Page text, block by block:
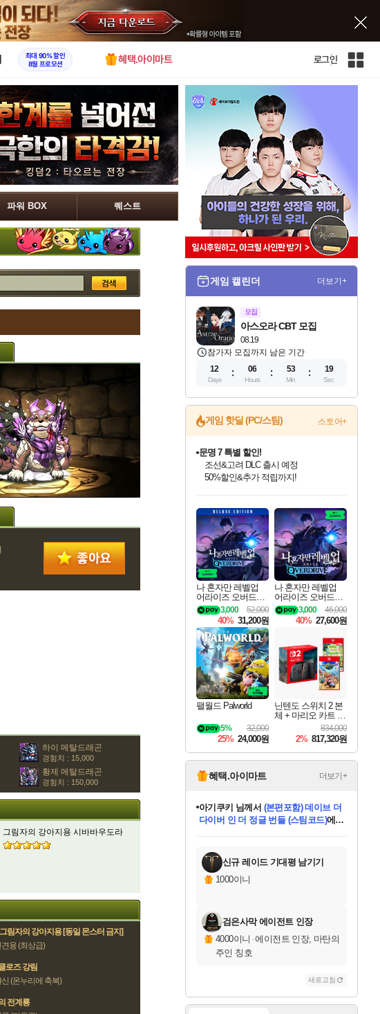
X
최대 90% 할인
8월 프로모션
혜택.아이마트 로그인
인
파워 BOX 퀘스트
하이 메탈드래곤
경험치 : 15,000
황제 메탈드래곤
경험치 : 150,000
그림자의 강아지용 시바바우도라
림자의 강아지용 [동일 몬스터 금지]
용 (최상급)
로즈 강림
(온누리에 축복)
전계룡
게임 캘린더 더보기+
모집
08.19
아스오라 CBT 모집
참가자 모집까지 남은 기간
12
Days
06
Hours
53
Min
18
Sec
게임 핫딜 (PC/스팀) 스토어+
최대 90% 할인가를 만나보세요!
네이버혜택과 함께 만나보세요!
문명 7 특별 할인!
조선&고려 DLC 출시 예정
50%할인&추가 적립까지!
이니&베니 혜택까지!
네이버 혜택가와 함께 예약하세요!
할인&네이버혜택으로 만나보세요!
네이버페이 혜택과 만나보세요!
40주년 프로모션으로 만나보세요!
네이버 포인트 혜택까지!
할인가에 만나보세요!
일부 에디션 상시 할인!
혜택으로 예약 판매 중
편안하게 충전하세요
나 혼자만 레벨업
어라이즈 오버드라
이브 디럭스 에디션
Solo Leveling Arise
Overdrive Deluxe Edi
tion
52,000
3,000
40% 31,200원
나 혼자만 레벨업
어라이즈 오버드라
이브 Solo Leveling A
rise
46,000
3,000
40% 27,600원
팰월드 Palworld
32,000
5%
25% 24,000원
닌텐도 스위치 2 본
체 + 마리오 카트 월
드 + 포켓몬 포코피
아 번들
834,000
2% 817,320원
혜택.아이마트 더보기+
당첨되셨습니다.
아기쿠키 님께서 (본편포함) 데이브 더
다이버 인 더 정글 번들 (스팀코드)에
당첨되셨습니다.
당첨되셨습니다.
에디션 (스팀코드)를 교환.
당첨되셨습니다.
당첨되셨습니다.
당첨되셨습니다.
당첨되셨습니다.
신규 레이드 기대평 남기기
1000이니
검은사막 에이전트 인장
4000이니 ·에이전트 인장, 마탄의
주인 칭호
새로고침